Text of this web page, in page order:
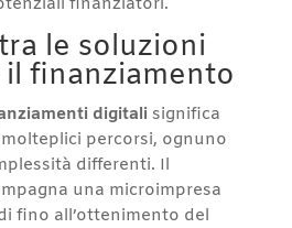
finanziatori.
le soluzioni
finanziamento
digitalisignifica
percorsi, ognuno
differenti. Il
una microimpresa
fino all’ottenimento del